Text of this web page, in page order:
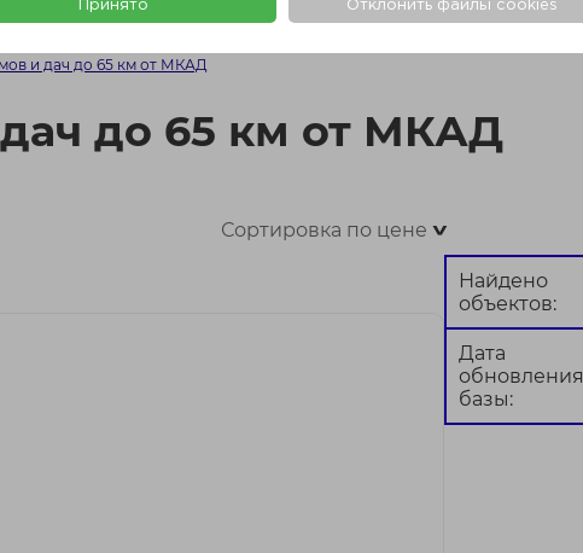
Принято Отклонить файлы cookies
ФОТО + КАРТА ФОТО КАРТА
и дач до 65 км от МКАД
до 65 км от МКАД
Сортировка по цене>
Найдено
объектов:
Дата
обновления
базы: